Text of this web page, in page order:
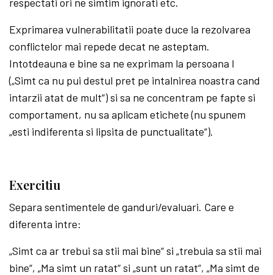
Exprimarea vulnerabilitatii poate duce la rezolvarea
conflictelor mai repede decat ne asteptam.
Intotdeauna e bine sa ne exprimam la persoana I
(„Simt ca nu pui destul pret pe intalnirea noastra cand
intarzii atat de mult“) si sa ne concentram pe fapte si
comportament, nu sa aplicam etichete (nu spunem
„esti indiferenta si lipsita de punctualitate“).
Exercitiu
Separa sentimentele de ganduri/evaluari. Care e
diferenta intre:
„Simt ca ar trebui sa stii mai bine“ si „trebuia sa stii mai
bine“, „Ma simt un ratat“ si „sunt un ratat“, „Ma simt de